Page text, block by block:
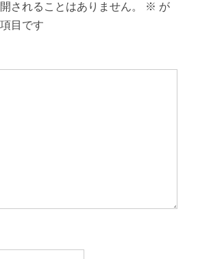
されることはありません。 ※ が
目です